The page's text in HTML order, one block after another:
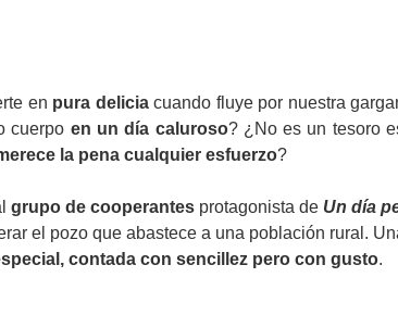
en pura deliciacuando fluye por nuestra
cuerpo en un día caluroso? ¿No es un tesoro
la pena cualquier esfuerzo?
grupo de cooperantes protagonista de Un día
el pozo que abastece a una población rural.
contada con sencillez pero con gusto.